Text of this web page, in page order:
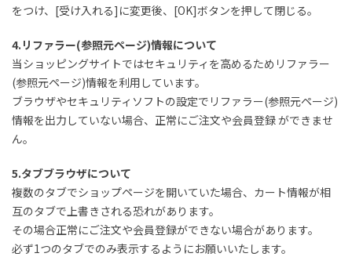
をつけ、[受け入れる]に変更後、[OK]ボタンを押して閉じる。
4.リファラー(参照元ページ)情報について
当ショッピングサイトではセキュリティを高めるためリファラー
(参照元ページ)情報を利用しています。
ブラウザやセキュリティソフトの設定でリファラー(参照元ページ)
情報を出力していない場合、正常にご注文や会員登録 ができませ
ん。
5.タブブラウザについて
複数のタブでショップページを開いていた場合、カート情報が相
互のタブで上書きされる恐れがあります。
その場合正常にご注文や会員登録ができない場合があります。
必ず1つのタブでのみ表示するようにお願いいたします。